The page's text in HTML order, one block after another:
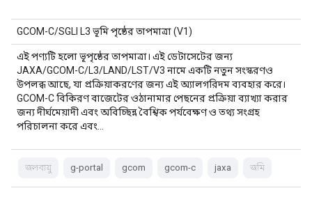
GCOM-C/SGLI L3 ভূমি পৃষ্ঠের তাপমাত্রা (V1)
এই পণ্যটি হলো ভূপৃষ্ঠের তাপমাত্রা। এই ডেটাসেটের জন্য
JAXA/GCOM-C/L3/LAND/LST/V3 নামে একটি নতুন সংস্করণও
উপলব্ধ আছে, যা প্রক্রিয়াকরণের জন্য এই অ্যালগরিদম ব্যবহার করে।
GCOM-C বিকিরণ বাজেটের ওঠানামার পেছনের প্রক্রিয়া ব্যাখ্যা করার
জন্য দীর্ঘমেয়াদী এবং অবিচ্ছিন্ন বৈশ্বিক পর্যবেক্ষণ ও তথ্য সংগ্রহ
পরিচালনা করে এবং…
জলবায়ু g-portal gcom gcom-c jaxa জমি